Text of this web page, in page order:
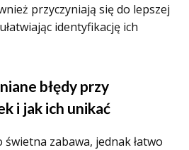
przyczyniają się do lepszej
identyfikację ich
błędy przy
i jak ich unikać
zabawa, jednak łatwo